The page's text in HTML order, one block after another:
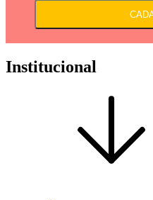
Institucional